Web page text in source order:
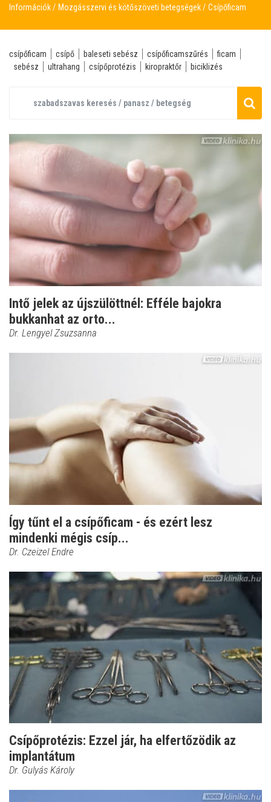
Információk Mozgásszervi és kötőszöveti betegségek Csípőficam
csípőficam csípő baleseti sebész csípőficamszűrés
ficam
sebész
ultrahang csípőprotézis kiropraktőr biciklizés
Intő jelek az újszülöttnél: Efféle bajokra
bukkanhat az orto...
Dr. Lengyel Zsuzsanna
Így tűnt el a csípőficam - és ezért lesz
mindenki mégis csíp...
Dr. Czeizel Endre
Csípőprotézis: Ezzel jár, ha elfertőzödik az
implantátum
Dr. Gulyás Károly